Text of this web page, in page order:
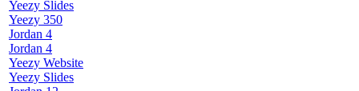
Yeezy Slides
Yeezy 350
Jordan 4
Jordan 4
Yeezy Website
Yeezy Slides